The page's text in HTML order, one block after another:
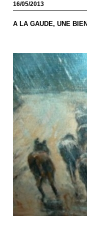
16/05/2013
A LA GAUDE, UNE